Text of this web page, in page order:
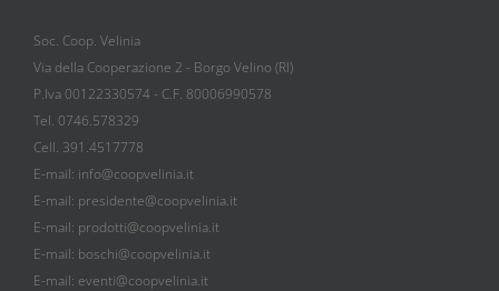
Soc. Coop. Velinia
Via della Cooperazione 2 - Borgo Velino (RI)
P.Iva 00122330574 - C.F. 80006990578
Tel. 0746.578329
Cell. 391.4517778
E-mail: info@coopvelinia.it
E-mail: presidente@coopvelinia.it
E-mail: prodotti@coopvelinia.it
E-mail: boschi@coopvelinia.it
E-mail: eventi@coopvelinia.it